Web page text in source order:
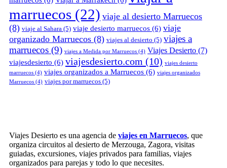
marruecos (22) viaje al desierto Marruecos
(8) viaje al Sahara (5) viaje desierto marruecos (6) viaje
organizado Marruecos (8) viajes al desierto (5) viajes a
marruecos (9) viajes a Medida por Marruecos (4) Viajes Desierto (7)
viajesdesierto (6) viajesdesierto.com (10) viajes desierto
marruecos (4) viajes organizados a Marruecos (6) viajes organizados
Marruecos (4) viajes por marruecos (5)
Viajes Desierto es una agencia de viajes en Marruecos, que
organiza circuitos al desierto de Merzouga, Zagora, visitas
guiadas, excursiones, viajes privados para familias, viajes
organizados para parejas y todo lo que necesites.